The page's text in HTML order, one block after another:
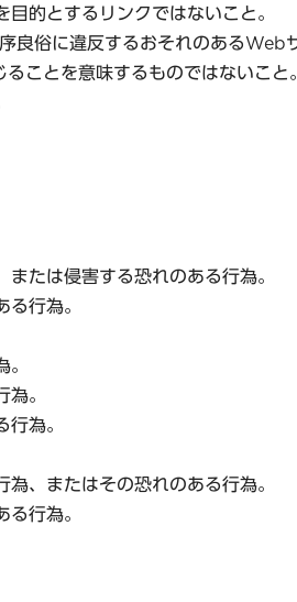
的とするリンクではないこと。
俗に違反するおそれのあるWeb
ことを意味するものではないこと。
たは侵害する恐れのある行為。
行為。
。
為。
、またはその恐れのある行為。
行為。